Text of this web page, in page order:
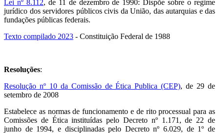
Lei nº 8.112, de 11 de dezembro de 1990: Dispõe sobre o regime
jurídico dos servidores públicos civis da União, das autarquias e das
fundações públicas federais.
Texto compilado 2023 - Constituição Federal de 1988
Resoluções:
Resolução nº 10 da Comissão de Ética Publica (CEP), de 29 de
setembro de 2008
Estabelece as normas de funcionamento e de rito processual para as
Comissões de Ética instituídas pelo Decreto nº 1.171, de 22 de
junho de 1994, e disciplinadas pelo Decreto nº 6.029, de 1º de